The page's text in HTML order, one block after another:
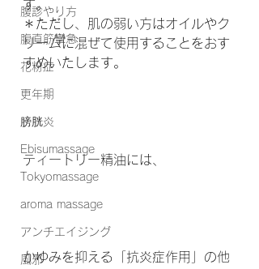
腹診やり方
腹直筋攣急
花粉症
更年期
膀胱炎
Ebisumassage
Tokyomassage
aroma massage
アンチエイジング
風邪
す。
＊ただし、肌の弱い方はオイルやク
リームに混ぜて使用することをおす
すめいたします。
ティートリー精油には、
かゆみを抑える「抗炎症作用」の他